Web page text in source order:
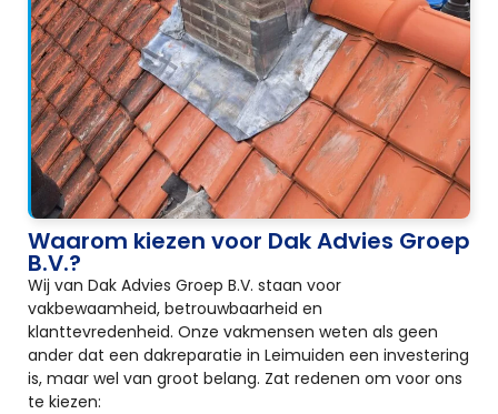
Waarom kiezen voor Dak Advies Groep
B.V.?
Wij van Dak Advies Groep B.V. staan voor
vakbewaamheid, betrouwbaarheid en
klanttevredenheid. Onze vakmensen weten als geen
ander dat een dakreparatie in Leimuiden een investering
is, maar wel van groot belang. Zat redenen om voor ons
te kiezen: